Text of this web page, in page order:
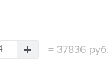
=37836 руб.